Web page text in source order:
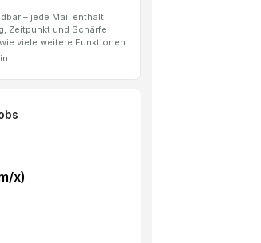
– jede Mail enthält
Zeitpunkt und Schärfe
viele weitere Funktionen
x)